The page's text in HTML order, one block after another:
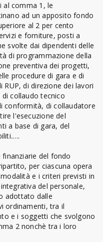
al comma 1, le
ad un apposito fondo
al 2 per cento
e forniture, posti a
svolte dai dipendenti delle
di programmazione della
preventiva dei progetti,
procedure di gara e di
di direzione dei lavori
collaudo tecnico
conformità, di collaudatore
l'esecuzione del
a base di gara, del
del fondo
per ciascuna opera
e i criteri previsti in
del personale,
adottato dalle
ordinamenti, tra il
e i soggetti che svolgono
2 nonchè tra i loro